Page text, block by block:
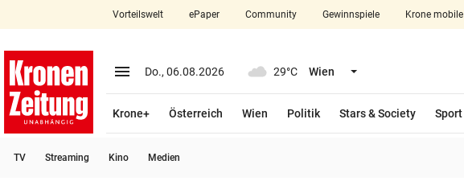
closeSchließen
account_circle Anmelden
arrow_right
Vorteilswelt ePaper Community Gewinnspiele Krone mobile
menu Menü aufklappen
Do., 06.08.2026 29°C Wien Menü aufklappen
Krone+ Österreich Wien Politik Stars & Society Sport
TV Streaming Kino Medien